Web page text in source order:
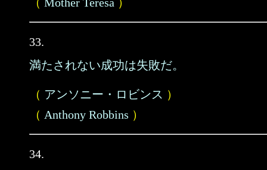
33.
満たされない成功は失敗だ。
（ アンソニー・ロビンス ）
（ Anthony Robbins ）
34.